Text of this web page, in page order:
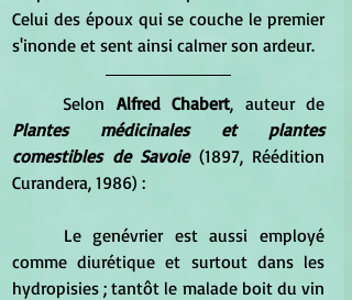
Celui des époux qui se couche le premier
s'inonde et sent ainsi calmer son ardeur.
	Selon
Alfred Chabert
Plantes médicinales et plantes
comestibles de Savoie (1897, Réédition
Curandera, 1986) :
comme diurétique et surtout dans les
hydropisies ; tantôt le malade boit du vin